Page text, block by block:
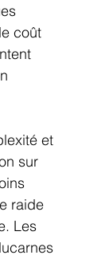
coût
et
sur
raide
Les